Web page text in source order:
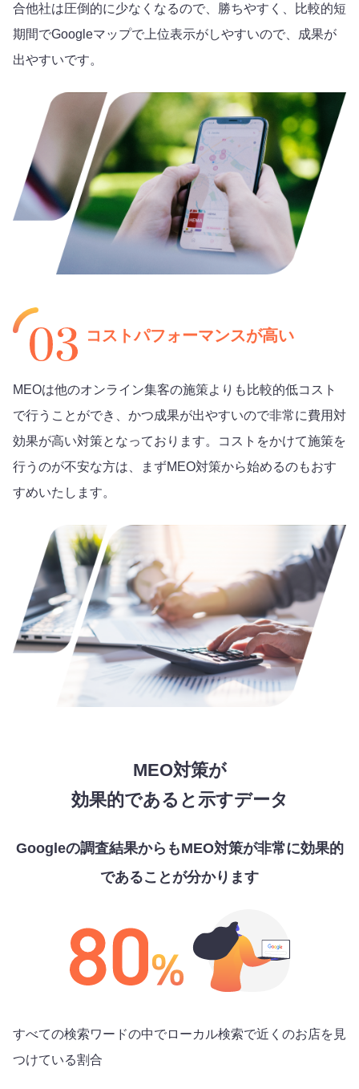
合他社は圧倒的に少なくなるので、勝ちやすく、比較的短
期間でGoogleマップで上位表示がしやすいので、成果が
出やすいです。
コストパフォーマンスが高い
MEOは他のオンライン集客の施策よりも比較的低コスト
で行うことができ、かつ成果が出やすいので非常に費用対
効果が高い対策となっております。コストをかけて施策を
行うのが不安な方は、まずMEO対策から始めるのもおす
すめいたします。
MEO対策が
効果的であると示すデータ
Googleの調査結果からもMEO対策が非常に効果的
であることが分かります
すべての検索ワードの中でローカル検索で近くのお店を見
つけている割合